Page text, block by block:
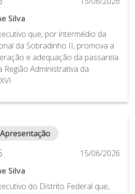
Silva
que, por intermédio da
da Sobradinho II, promova a
e adequação da passarela
Região Administrativa da
Apresentação
15/06/2026
Silva
do Distrito Federal que,